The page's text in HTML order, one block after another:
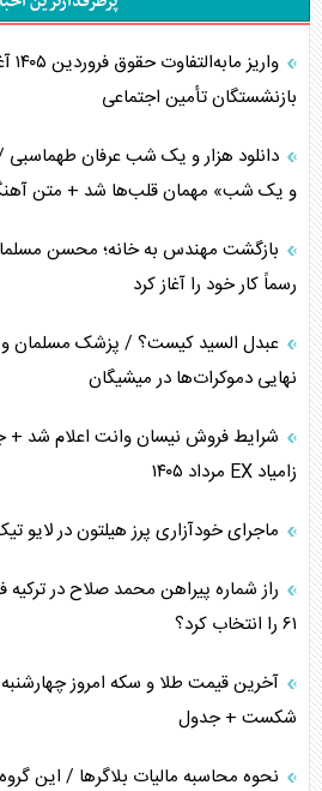
تحلیل جامع پدیده تراستی‌ها
تأثیر جنگ ایران و آمریکا بر اقتصاد
اربعین، کابوس مشترک تل‌آویو-
برنامه هفتم توسعه در نقطه کور
اوکراین بازوی مخرب آمریکا در غرب آسیا
اهمیت راهبردی اردن برای آمریکا
پیام، ظرفیت بالفعل‌نشده تجارت ایران
همسویی عربستان با سنتکام علیه
ترامپ و توهم خلع سلاح حماس
بازنشستگان تأمین اجتماعی
دانلود هزار و یک شب عرفان طهماسبی
و یک شب» مهمان قلب‌ها شد + متن
بازگشت مهندس به خانه؛ محسن
رسماً کار خود را آغاز کرد
عبدل السید کیست؟ / پزشک مسلمان و
نهایی دموکرات‌ها در میشیگان
شرایط فروش نیسان وانت اعلام شد +
زامیاد EX مرداد ۱۴۰۵
ماجرای خودآزاری پرز هیلتون در لایو
راز شماره پیراهن محمد صلاح در
۶۱ را انتخاب کرد؟
شکست + جدول
نحوه محاسبه مالیات بلاگر‌ها / این